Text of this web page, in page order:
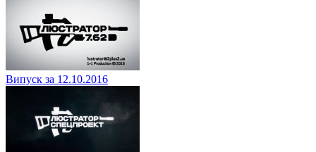
Випуск за 12.10.2016